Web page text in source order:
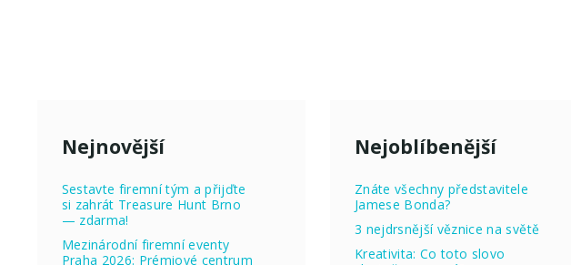
Nejnovější
Sestavte firemní tým a přijďte
si zahrát Treasure Hunt Brno
— zdarma!
Mezinárodní firemní eventy
Praha 2026: Prémiové centrum
Nejoblíbenější
Znáte všechny představitele
Jamese Bonda?
3 nejdrsnější věznice na světě
Kreativita: Co toto slovo